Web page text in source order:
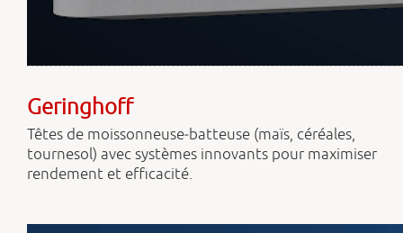
Geringhoff
Têtes de moissonneuse‑batteuse (maïs, céréales,
tournesol) avec systèmes innovants pour maximiser
rendement et efficacité.